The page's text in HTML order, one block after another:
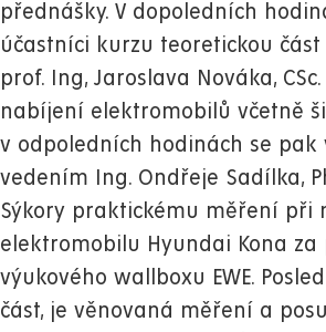
přednášky. V dopoledních
účastníci kurzu teoretickou část
prof. Ing, Jaroslava Nováka,
nabíjení elektromobilů včetně
v odpoledních hodinách se pak
vedením Ing. Ondřeje Sadílka,
Sýkory praktickému měření při
elektromobilu Hyundai Kona za
výukového wallboxu EWE.
část, je věnovaná měření a